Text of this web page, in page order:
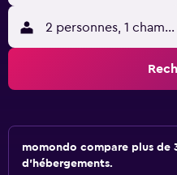
2 personnes, 1
momondo compare plus de
d'hébergements.